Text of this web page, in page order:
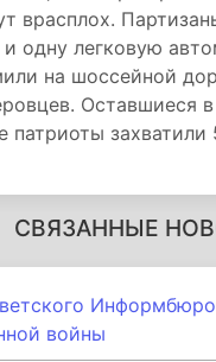
врасплох.
одну легковую
на шоссейной
патриоты
СВЯЗАННЫЕ
Информбюро
войны